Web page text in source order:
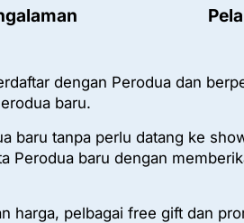
dengan Perodua dan
baru.
baru tanpa perlu datang ke
Perodua baru dengan
harga, pelbagai free gift dan